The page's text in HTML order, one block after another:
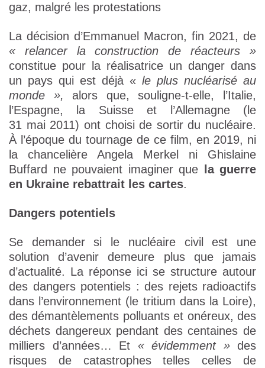
gaz, malgré les protestations
La décision d’Emmanuel Macron, fin 2021, de
« relancer la construction de réacteurs »
constitue pour la réalisatrice un danger dans
un pays qui est déjà « le plus nucléarisé au
monde », alors que, souligne-t-elle, l’Italie,
l’Espagne, la Suisse et l’Allemagne (le
31 mai 2011) ont choisi de sortir du nucléaire.
À l’époque du tournage de ce film, en 2019, ni
la chancelière Angela Merkel ni Ghislaine
Buffard ne pouvaient imaginer que
la guerre
en Ukraine rebattrait les cartes.
Dangers potentiels
Se demander si le nucléaire civil est une
solution d’avenir demeure plus que jamais
d’actualité. La réponse ici se structure autour
des dangers potentiels : des rejets radioactifs
dans l’environnement (le tritium dans la Loire),
des démantèlements polluants et onéreux, des
déchets dangereux pendant des centaines de
milliers d’années… Et « évidemment »des
risques de catastrophes telles celles de